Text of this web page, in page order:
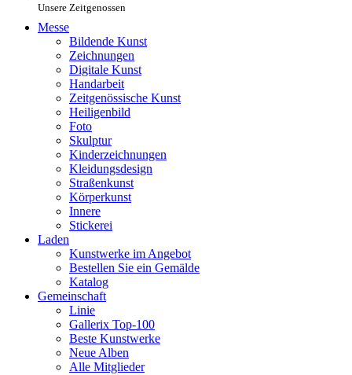
Unsere Zeitgenossen
Messe
Bildende Kunst
Zeichnungen
Digitale Kunst
Handarbeit
Zeitgenössische Kunst
Heiligenbild
Foto
Skulptur
Kinderzeichnungen
Kleidungsdesign
Straßenkunst
Körperkunst
Innere
Stickerei
Laden
Kunstwerke im Angebot
Bestellen Sie ein Gemälde
Katalog
Gemeinschaft
Linie
Gallerix Top-100
Beste Kunstwerke
Neue Alben
Alle Mitglieder